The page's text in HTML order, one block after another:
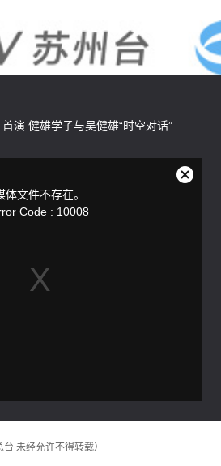
演 健雄学子与吴健雄“时空对话”
体文件不存在。
Code : 10008
关
未经允许不得转载）